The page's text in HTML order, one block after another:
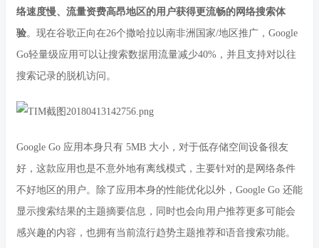
络速度慢、流量资费高昂地区的用户获得更流畅的网络搜索体
验。现在谷歌正向在26个撒哈拉以南非洲国家/地区推广，Google
Go轻量级应用可以让搜索数据用流量减少40%，并且支持对以往
搜索记录的脱机访问。
Google Go 应用本身只有 5MB 大小，对于低存储空间设备很友
好，这款应用也是不意外地有离线模式，主要针对的是网络条件
不好地区的用户。除了应用本身的性能优化以外，Google Go 还能
显示搜索结果的主题摘要信息，同时也会向用户推荐更多可能会
感兴趣的内容，也拥有当前流行趋势主题推荐和语音搜索功能。